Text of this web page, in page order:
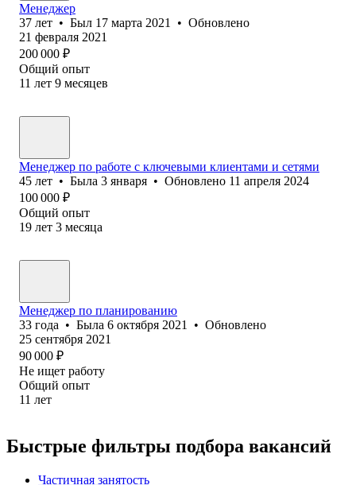
Менеджер
37 лет • Был 17 марта 2021 • Обновлено
21 февраля 2021
200 000 ₽
Общий опыт
11 лет 9 месяцев
Менеджер по работе с ключевыми клиентами и сетями
45 лет • Была 3 января • Обновлено 11 апреля 2024
100 000 ₽
Общий опыт
19 лет 3 месяца
Менеджер по планированию
33 года • Была 6 октября 2021 • Обновлено
25 сентября 2021
90 000 ₽
Не ищет работу
Общий опыт
11 лет
Быстрые фильтры подбора вакансий
Частичная занятость